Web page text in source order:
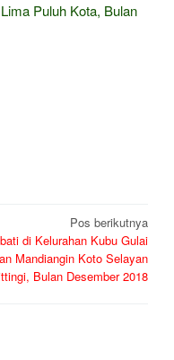
Puluh Kota, Bulan
Pos berikutnya
di Kelurahan Kubu Gulai
Mandiangin Koto Selayan
Bulan Desember 2018